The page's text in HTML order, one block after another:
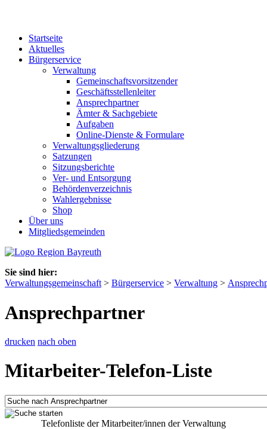
Startseite
Aktuelles
Bürgerservice
Verwaltung
Gemeinschaftsvorsitzender
Geschäftsstellenleiter
Ansprechpartner
Ämter & Sachgebiete
Aufgaben
Online-Dienste & Formulare
Verwaltungsgliederung
Satzungen
Sitzungsberichte
Ver- und Entsorgung
Behördenverzeichnis
Wahlergebnisse
Shop
Über uns
Mitgliedsgemeinden
Sie sind hier:
Verwaltungsgemeinschaft > Bürgerservice > Verwaltung >
Ansprechpartner
drucken nach oben
Mitarbeiter-Telefon-Liste
Telefonliste der Mitarbeiter/innen der Verwaltung